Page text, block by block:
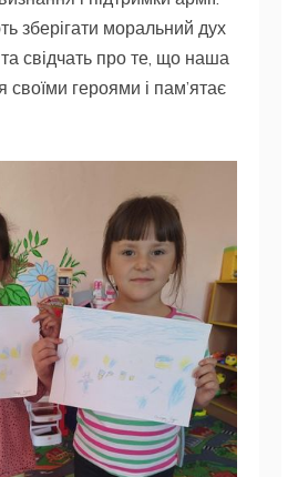
зберігати моральний дух
свідчать про те, що наша
своїми героями і пам’ятає